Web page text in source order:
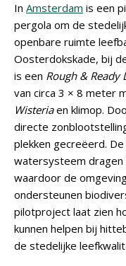
In Amsterdam is een
pergola om de
openbare ruimte
Oosterdokskade, bij
is een Rough & Ready
van circa 3 × 8 meter
Wisteriaen klimop.
directe
plekken gecreëerd.
watersysteem dragen
waardoor de
ondersteunen
pilotproject laat zien
kunnen helpen bij
de stedelijke